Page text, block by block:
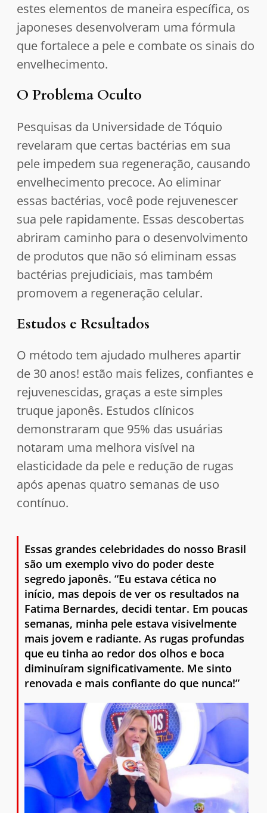
estes elementos de maneira específica, os
japoneses desenvolveram uma fórmula
que fortalece a pele e combate os sinais do
envelhecimento.
O Problema Oculto
Pesquisas da Universidade de Tóquio
revelaram que certas bactérias em sua
pele impedem sua regeneração, causando
envelhecimento precoce. Ao eliminar
essas bactérias, você pode rejuvenescer
sua pele rapidamente. Essas descobertas
abriram caminho para o desenvolvimento
de produtos que não só eliminam essas
bactérias prejudiciais, mas também
promovem a regeneração celular.
Estudos e Resultados
O método tem ajudado mulheres apartir
de 30 anos! estão mais felizes, confiantes e
rejuvenescidas, graças a este simples
truque japonês. Estudos clínicos
demonstraram que 95% das usuárias
notaram uma melhora visível na
elasticidade da pele e redução de rugas
após apenas quatro semanas de uso
contínuo.
Essas grandes celebridades do nosso Brasil
são um exemplo vivo do poder deste
segredo japonês. “Eu estava cética no
início, mas depois de ver os resultados na
Fatima Bernardes, decidi tentar. Em poucas
semanas, minha pele estava visivelmente
mais jovem e radiante. As rugas profundas
que eu tinha ao redor dos olhos e boca
diminuíram significativamente. Me sinto
renovada e mais confiante do que nunca!”